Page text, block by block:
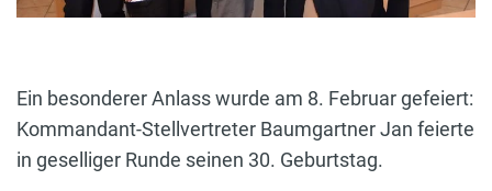
Ein besonderer Anlass wurde am 8. Februar gefeiert:
Kommandant-Stellvertreter Baumgartner Jan feierte
in geselliger Runde seinen 30. Geburtstag.